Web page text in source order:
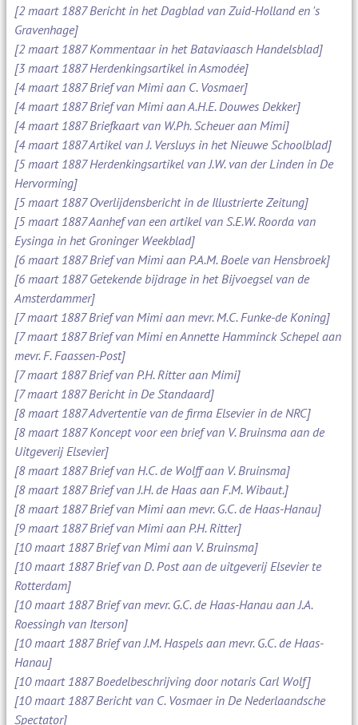
[2 maart 1887 Bericht in het Dagblad van Zuid-Holland en 's
Gravenhage]
[2 maart 1887 Kommentaar in het Bataviaasch Handelsblad]
[3 maart 1887 Herdenkingsartikel in Asmodée]
[4 maart 1887 Brief van Mimi aan C. Vosmaer]
[4 maart 1887 Brief van Mimi aan A.H.E. Douwes Dekker]
[4 maart 1887 Briefkaart van W.Ph. Scheuer aan Mimi]
[4 maart 1887 Artikel van J. Versluys in het Nieuwe Schoolblad]
[5 maart 1887 Herdenkingsartikel van J.W. van der Linden in De
Hervorming]
[5 maart 1887 Overlijdensbericht in de Illustrierte Zeitung]
[5 maart 1887 Aanhef van een artikel van S.E.W. Roorda van
Eysinga in het Groninger Weekblad]
[6 maart 1887 Brief van Mimi aan P.A.M. Boele van Hensbroek]
[6 maart 1887 Getekende bijdrage in het Bijvoegsel van de
Amsterdammer]
[7 maart 1887 Brief van Mimi aan mevr. M.C. Funke-de Koning]
[7 maart 1887 Brief van Mimi en Annette Hamminck Schepel aan
mevr. F. Faassen-Post]
[7 maart 1887 Brief van P.H. Ritter aan Mimi]
[7 maart 1887 Bericht in De Standaard]
[8 maart 1887 Advertentie van de firma Elsevier in de NRC]
[8 maart 1887 Koncept voor een brief van V. Bruinsma aan de
Uitgeverij Elsevier]
[8 maart 1887 Brief van H.C. de Wolff aan V. Bruinsma]
[8 maart 1887 Brief van J.H. de Haas aan F.M. Wibaut.]
[8 maart 1887 Brief van Mimi aan mevr. G.C. de Haas-Hanau]
[9 maart 1887 Brief van Mimi aan P.H. Ritter]
[10 maart 1887 Brief van Mimi aan V. Bruinsma]
[10 maart 1887 Brief van D. Post aan de uitgeverij Elsevier te
Rotterdam]
[10 maart 1887 Brief van mevr. G.C. de Haas-Hanau aan J.A.
Roessingh van Iterson]
[10 maart 1887 Brief van J.M. Haspels aan mevr. G.C. de Haas-
Hanau]
[10 maart 1887 Boedelbeschrijving door notaris Carl Wolf]
[10 maart 1887 Bericht van C. Vosmaer in De Nederlaandsche
Spectator]